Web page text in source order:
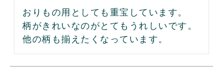
おりもの用としても重宝しています。
柄がきれいなのがとてもうれしいです。
他の柄も揃えたくなっています。